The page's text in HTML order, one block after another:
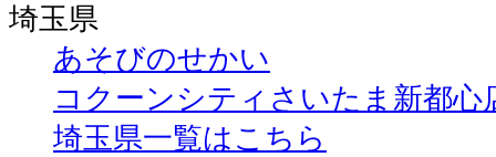
埼玉県
あそびのせかい
コクーンシティさいたま新都心
埼玉県一覧はこちら